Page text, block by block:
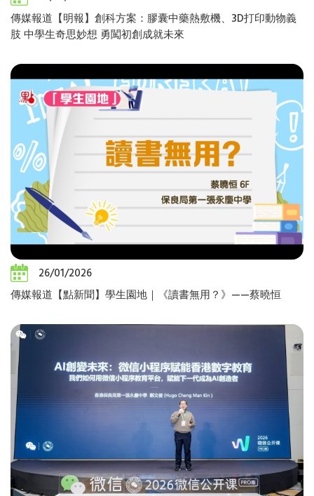
傳媒報道【明報】創科方案：膠囊中藥熱敷機、3D打印動物義
肢 中學生奇思妙想 勇闖初創成就未來
26/01/2026
傳媒報道【點新聞】學生園地｜《讀書無用？》——蔡曉恒